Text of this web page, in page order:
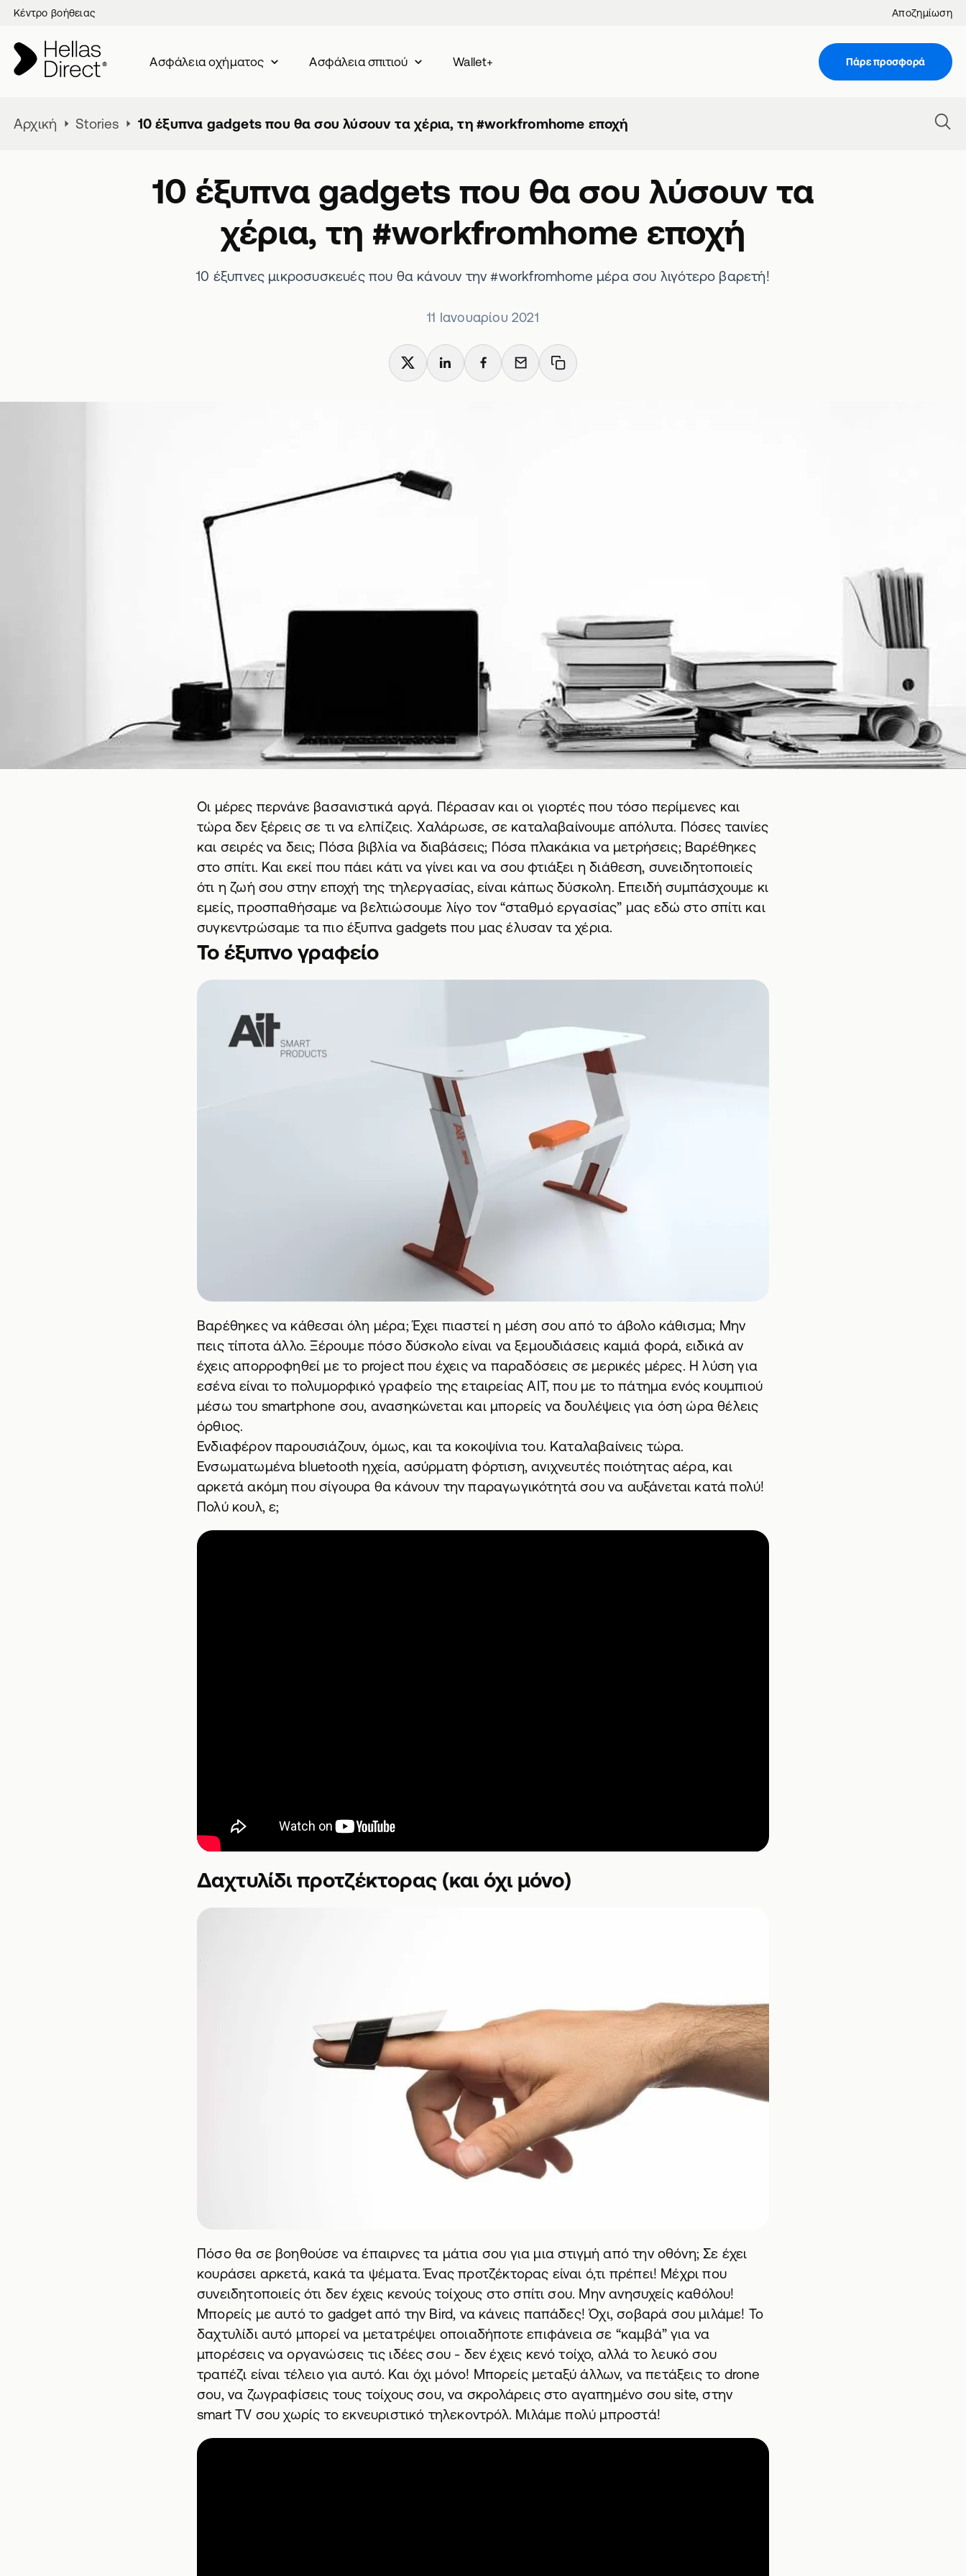
Κέντρο βοήθειας Αποζημίωση
Πάρε προσφορά
Ασφάλεια oχήματος Ασφάλεια σπιτιού Wallet+
Αρχική Stories 10 έξυπνα gadgets που θα σου λύσουν τα χέρια, τη #workfromhome εποχή
10 έξυπνα gadgets που θα σου λύσουν τα
χέρια, τη #workfromhome εποχή
10 έξυπνες μικροσυσκευές που θα κάνουν την #workfromhome μέρα σου λιγότερο βαρετή!
11 Ιανουαρίου 2021
X LinkedInFacebook
Email Copy link
Οι μέρες περνάνε βασανιστικά αργά. Πέρασαν και οι γιορτές που τόσο περίμενες και
τώρα δεν ξέρεις σε τι να ελπίζεις. Χαλάρωσε, σε καταλαβαίνουμε απόλυτα. Πόσες ταινίες
και σειρέςνα δεις; Πόσα βιβλία να διαβάσεις; Πόσα πλακάκια να μετρήσεις; Βαρέθηκες
στο σπίτι. Και εκεί που πάει κάτι να γίνει και να σου φτιάξει η διάθεση, συνειδητοποιείς
ότι η ζωή σου στην εποχή της τηλεργασίας, είναι κάπως δύσκολη. Επειδή συμπάσχουμε κι
εμείς, προσπαθήσαμε να βελτιώσουμε λίγο τον “σταθμό εργασίας” μας εδώ στο σπίτι και
συγκεντρώσαμε τα πιο έξυπνα gadgets που μας έλυσαν τα χέρια.
Το έξυπνο γραφείο
Βαρέθηκες να κάθεσαι όλη μέρα; Έχει πιαστεί η μέση σου από το άβολο κάθισμα; Μην
πεις τίποτα άλλο. Ξέρουμε πόσο δύσκολο είναι να ξεμουδιάσεις καμιά φορά, ειδικά αν
έχεις απορροφηθεί με το project που έχεις να παραδόσεις σε μερικές μέρες. Η λύση για
εσένα είναιτο πολυμορφικό γραφείο της εταιρείας AIT, που με το πάτημα ενός κουμπιού
μέσω του smartphone σου, ανασηκώνεται και μπορείς να δουλέψεις για όση ώρα θέλεις
όρθιος.
Ενδιαφέρον παρουσιάζουν, όμως, και τα κοκοψίνια του. Καταλαβαίνεις τώρα.
Ενσωματωμένα bluetooth ηχεία, ασύρματη φόρτιση, ανιχνευτές ποιότητας αέρα, και
αρκετά ακόμη που σίγουρα θα κάνουν την παραγωγικότητά σου να αυξάνεται κατά πολύ!
Πολύ κουλ, ε;
Δαχτυλίδι προτζέκτορας (και όχι μόνο)
Πόσο θα σε βοηθούσε να έπαιρνες τα μάτια σου για μια στιγμή από την οθόνη; Σε έχει
κουράσει αρκετά, κακά τα ψέματα. Ένας προτζέκτορας είναι ό,τι πρέπει! Μέχρι που
συνειδητοποιείς ότι δεν έχεις κενούς τοίχους στο σπίτι σου. Μην ανησυχείς καθόλου!
Μπορείς μεαυτό το gadget από την Bird, να κάνεις παπάδες! Όχι, σοβαρά σου μιλάμε! Το
δαχτυλίδι αυτό μπορεί να μετατρέψει οποιαδήποτε επιφάνεια σε “καμβά” για να
μπορέσεις να οργανώσεις τις ιδέες σου - δεν έχεις κενό τοίχο, αλλά το λευκό σου
τραπέζι είναι τέλειο για αυτό. Και όχι μόνο! Μπορείς μεταξύ άλλων, να πετάξεις το drone
σου, να ζωγραφίσεις τους τοίχους σου, να σκρολάρεις στο αγαπημένο σου site, στην
smart TV σου χωρίς το εκνευριστικό τηλεκοντρόλ. Μιλάμε πολύ μπροστά!